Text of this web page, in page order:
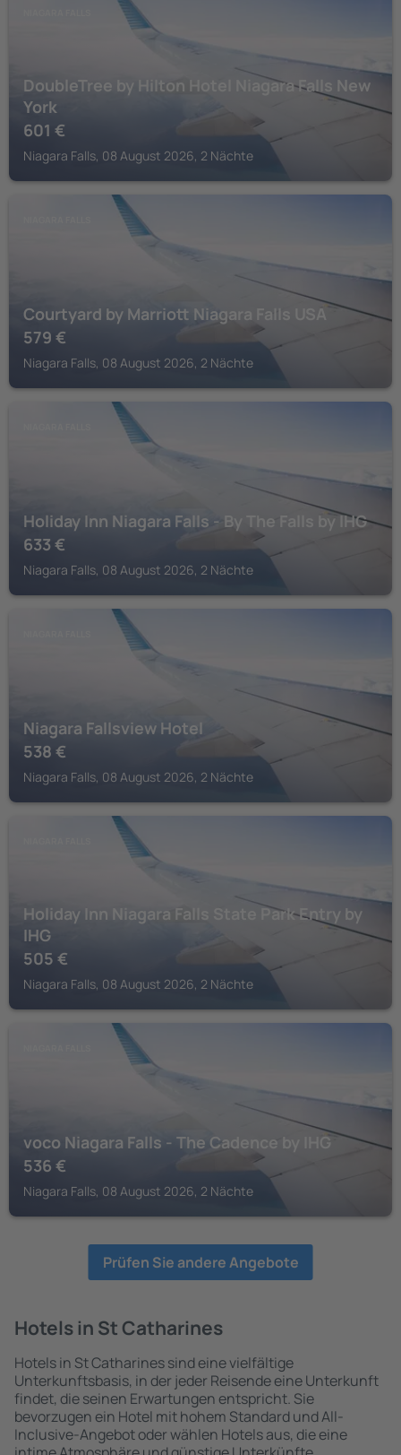
DoubleTree by Hilton Hotel Niagara Falls New
York
601 €
Niagara Falls, 08 August 2026, 2 Nächte
Courtyard by Marriott Niagara Falls USA
579 €
Niagara Falls, 08 August 2026, 2 Nächte
Holiday Inn Niagara Falls - By The Falls by IHG
633 €
Niagara Falls, 08 August 2026, 2 Nächte
Niagara Fallsview Hotel
538 €
Niagara Falls, 08 August 2026, 2 Nächte
Holiday Inn Niagara Falls State Park Entry by
IHG
505 €
Niagara Falls, 08 August 2026, 2 Nächte
voco Niagara Falls - The Cadence by IHG
536 €
Niagara Falls, 08 August 2026, 2 Nächte
Prüfen Sie andere Angebote
Hotels in St Catharines
Hotels in St Catharines sind eine vielfältige
Unterkunftsbasis, in der jeder Reisende eine Unterkunft
findet, die seinen Erwartungen entspricht. Sie
bevorzugen ein Hotel mit hohem Standard und All-
Inclusive-Angebot oder wählen Hotels aus, die eine